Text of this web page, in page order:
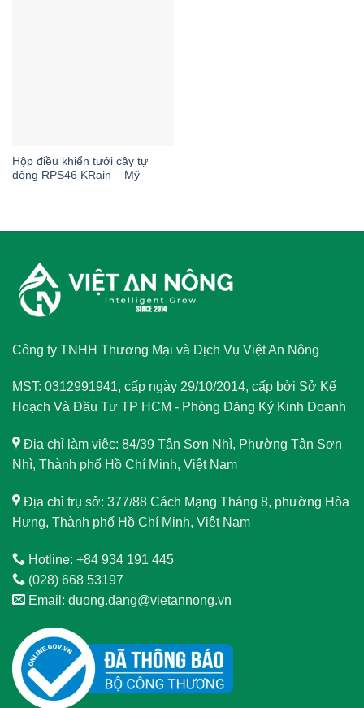
Hộp điều khiển tưới cây tự
động RPS46 KRain – Mỹ
Công ty TNHH Thương Mại và Dịch Vụ Việt An Nông
MST: 0312991941, cấp ngày 29/10/2014, cấp bởi Sở Kế
Hoạch Và Đầu Tư TP HCM - Phòng Đăng Ký Kinh Doanh
Địa chỉ làm việc: 84/39 Tân Sơn Nhì, Phường Tân Sơn
Nhì, Thành phố Hồ Chí Minh, Việt Nam
Địa chỉ trụ sở: 377/88 Cách Mạng Tháng 8, phường Hòa
Hưng, Thành phố Hồ Chí Minh, Việt Nam
Hotline: +84 934 191 445
(028) 668 53197
Email: duong.dang@vietannong.vn